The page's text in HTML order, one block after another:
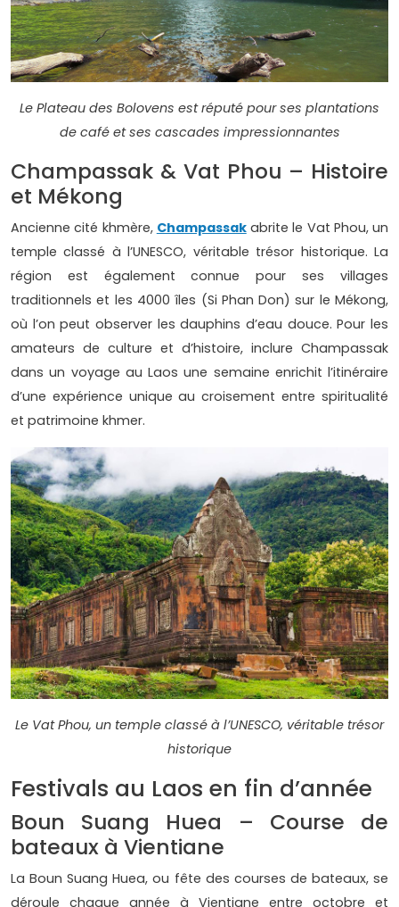
Le Plateau des Bolovens est réputé pour ses plantations
de café et ses cascades impressionnantes
Champassak & Vat Phou – Histoire
et Mékong
Ancienne cité khmère, Champassakabrite le Vat Phou, un
temple classé à l’UNESCO, véritable trésor historique. La
région est également connue pour ses villages
traditionnels et les 4000 îles (Si Phan Don) sur le Mékong,
où l’on peut observer les dauphins d’eau douce. Pour les
amateurs de culture et d’histoire, inclure Champassak
dans un voyage au Laos une semaine enrichit l’itinéraire
d’une expérience unique au croisement entre spiritualité
et patrimoine khmer.
Le Vat Phou, un temple classé à l’UNESCO, véritable trésor
historique
Festivals au Laos en fin d’année
Boun Suang Huea – Course de
bateaux à Vientiane
La Boun Suang Huea, ou fête des courses de bateaux, se
déroule chaque année à Vientiane entre octobre et